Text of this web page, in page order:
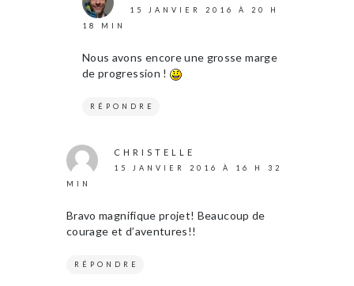
15 JANVIER 2016 À 20 H
18 MIN
Nous avons encore une grosse marge
de progression !
RÉPONDRE
CHRISTELLE
15 JANVIER 2016 À 16 H 32
MIN
Bravo magnifique projet! Beaucoup de
courage et d’aventures!!
RÉPONDRE